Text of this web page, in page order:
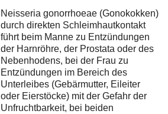
Neisseria gonorrhoeae (Gonokokken)
durch direkten Schleimhautkontakt
führt beim Manne zu Entzündungen
der Harnröhre, der Prostata oder des
Nebenhodens, bei der Frau zu
Entzündungen im Bereich des
Unterleibes (Gebärmutter, Eileiter
oder Eierstöcke) mit der Gefahr der
Unfruchtbarkeit, bei beiden